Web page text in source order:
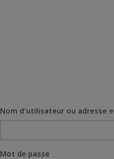
Nom d'utilisateur ou adresse
Mot de passe